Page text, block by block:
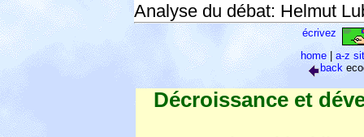
Analyse du débat: Helmut
écrivez
home
a-z
back
Décroissance et